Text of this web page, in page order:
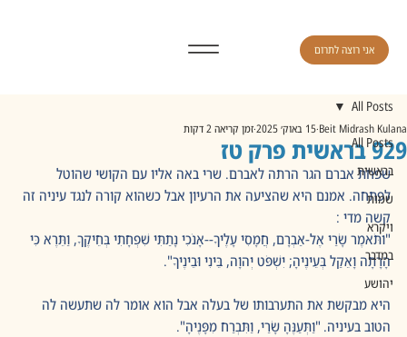
אני רוצה לתרום
All Posts
בראשית
שמות
ויקרא
במדבר
יהושע
All Posts
929 בראשית פרק טז
Beit Midrash Kulana 15 באוק׳ 2025 זמן קריאה 2 דקות
שפחת אברם הגר הרתה לאברם. שרי באה אליו עם הקושי שהוטל
לפתחה. אמנם היא שהציעה את הרעיון אבל כשהוא קורה לנגד עיניה זה
קשה מדי :
"ותֹּאמֶר שָׂרַי אֶל-אַבְרָם, חֲמָסִי עָלֶיךָ--אָנֹכִי נָתַתִּי שִׁפְחָתִי בְּחֵיקֶךָ, וַתֵּרֶא כִּי
הָרָתָה וָאֵקַל בְּעֵינֶיהָ; יִשְׁפֹּט יְהוָה, בֵּינִי וּבֵינֶיךָ".
היא מבקשת את התערבותו של בעלה אבל הוא אומר לה שתעשה לה
הטוב בעיניה. "וַתְּעַנֶּהָ שָׂרַי, וַתִּבְרַח מִפָּנֶיהָ".